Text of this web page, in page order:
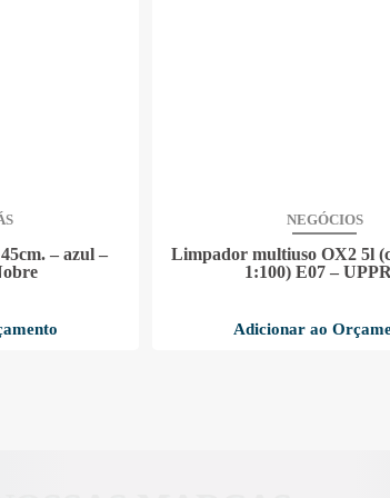
– azul –
NEGÓCIOS
Limpador multiuso OX2 5l
1:100) E07 –
Adicionar ao